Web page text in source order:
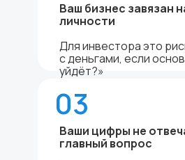
03
Ваш бизнес завязан
личности
Для инвестора это
с деньгами, если
уйдёт?»
Ваши цифры не
главный вопрос